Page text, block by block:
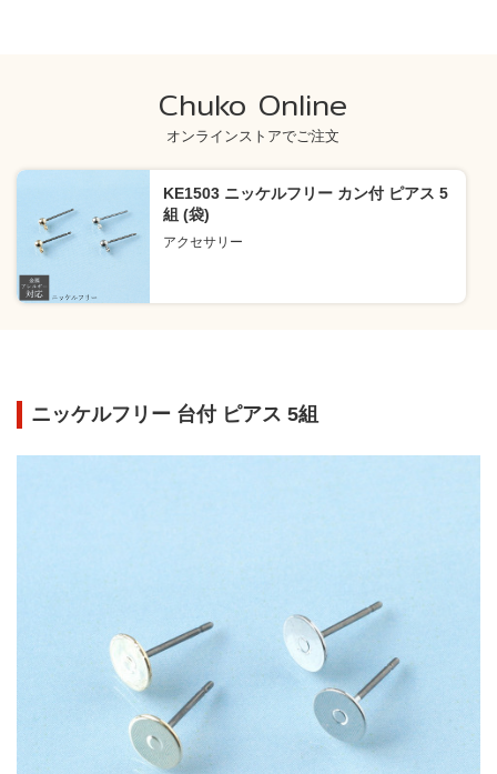
Chuko Online
オンラインストアでご注文
KE1503 ニッケルフリー カン付 ピアス 5
組 (袋)
アクセサリー
ニッケルフリー 台付 ピアス 5組